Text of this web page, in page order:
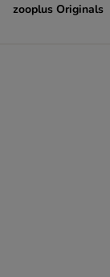
zooplus Originals